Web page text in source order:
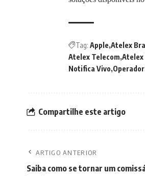
Tag: Apple Atelex
Atelex Telecom Atelex
Notifica Vivo
Compartilhe este artigo
ARTIGO ANTERIOR
Saiba como se tornar um